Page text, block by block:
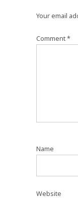
Your email
Comment*
Name
Website